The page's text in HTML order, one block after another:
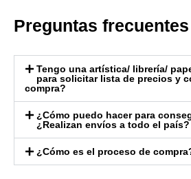
Preguntas frecuentes
Tengo una artística/ librería/
para solicitar lista de precios y
compra?
¿Cómo puedo hacer para
¿Realizan envíos a todo el país?
¿Cómo es el proceso de